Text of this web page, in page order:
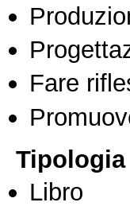
Fare
Libro